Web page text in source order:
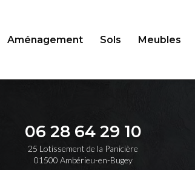
Aménagement Sols Meubles
06 28 64 29 10
25 Lotissement de la Panicière
01500 Ambérieu-en-Bugey